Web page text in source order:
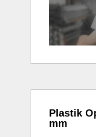
Plastik
mm